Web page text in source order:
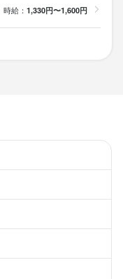
時給： 1,330円〜1,600円